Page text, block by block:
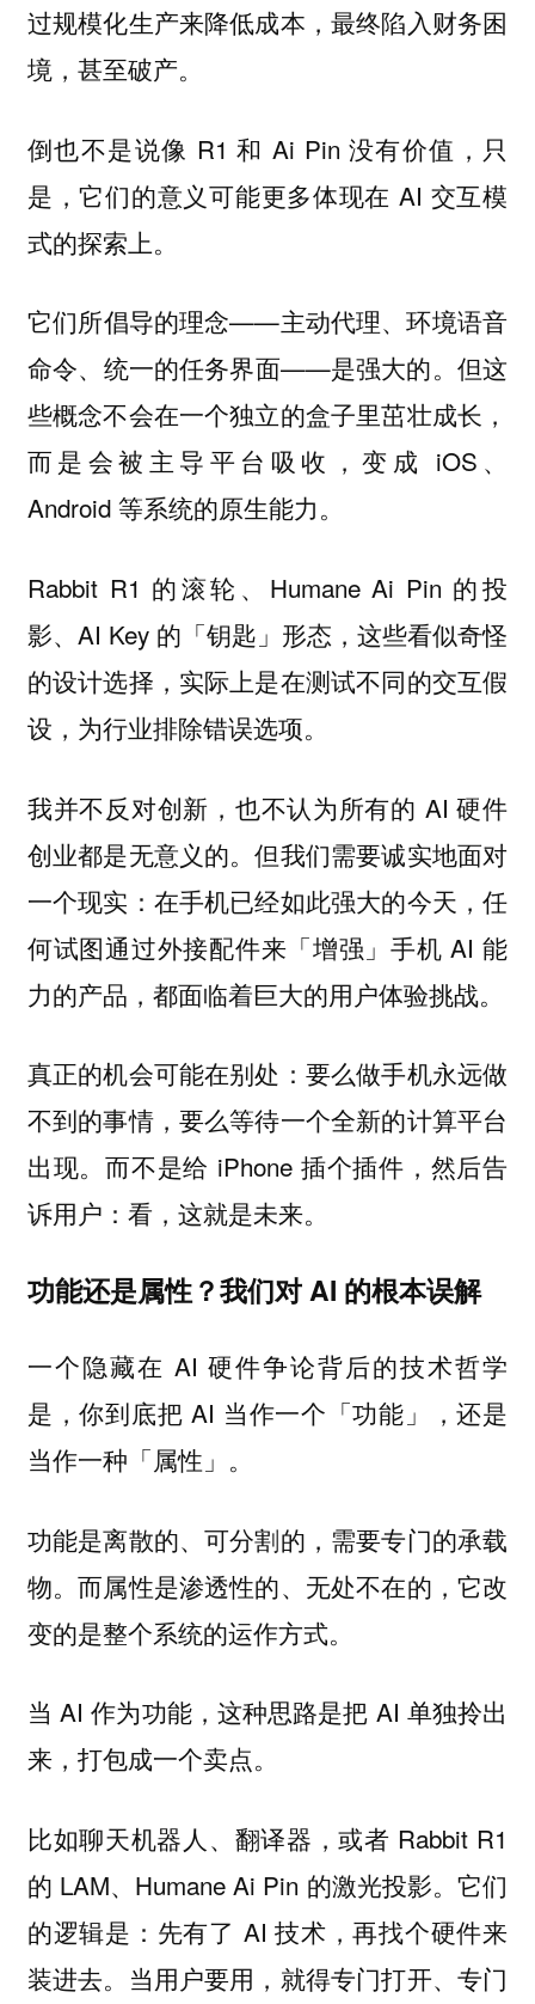
过规模化生产来降低成本，最终陷入财务困
境，甚至破产。
倒也不是说像 R1 和 Ai Pin 没有价值，只
是，它们的意义可能更多体现在 AI 交互模
式的探索上。
它们所倡导的理念——主动代理、环境语音
命令、统一的任务界面——是强大的。但这
些概念不会在一个独立的盒子里茁壮成长，
而是会被主导平台吸收，变成 iOS、
Android 等系统的原生能力。
Rabbit R1 的滚轮、Humane Ai Pin 的投
影、AI Key 的「钥匙」形态，这些看似奇怪
的设计选择，实际上是在测试不同的交互假
设，为行业排除错误选项。
我并不反对创新，也不认为所有的 AI 硬件
创业都是无意义的。但我们需要诚实地面对
一个现实：在手机已经如此强大的今天，任
何试图通过外接配件来「增强」手机 AI 能
力的产品，都面临着巨大的用户体验挑战。
真正的机会可能在别处：要么做手机永远做
不到的事情，要么等待一个全新的计算平台
出现。而不是给 iPhone 插个插件，然后告
诉用户：看，这就是未来。
功能还是属性？我们对 AI 的根本误解
一个隐藏在 AI 硬件争论背后的技术哲学
是，你到底把 AI 当作一个「功能」，还是
当作一种「属性」。
功能是离散的、可分割的，需要专门的承载
物。而属性是渗透性的、无处不在的，它改
变的是整个系统的运作方式。
当 AI 作为功能，这种思路是把 AI 单独拎出
来，打包成一个卖点。
比如聊天机器人、翻译器，或者 Rabbit R1
的 LAM、Humane Ai Pin 的激光投影。它们
的逻辑是：先有了 AI 技术，再找个硬件来
装进去。当用户要用，就得专门打开、专门